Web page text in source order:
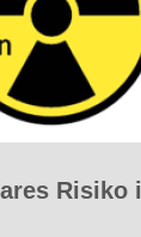
Risiko